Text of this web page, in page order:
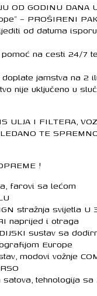
OD GODINU DANA
– PROŠIRENI
od datuma
na cesti 24/7
jamstva na 2
nije uključeno u
ULJA I FILTERA,
TE
!
farovi sa lećom
stražnja svijetla U
naprijed i otraga
sustav sa
Europe
modovi vožnje
satova, tehnologija